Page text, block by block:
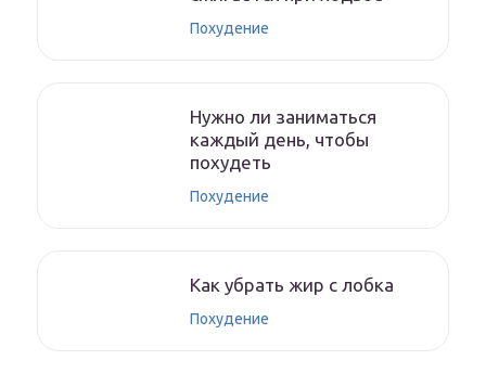
Похудение
Нужно ли заниматься
каждый день, чтобы
похудеть
Похудение
Как убрать жир с лобка
Похудение